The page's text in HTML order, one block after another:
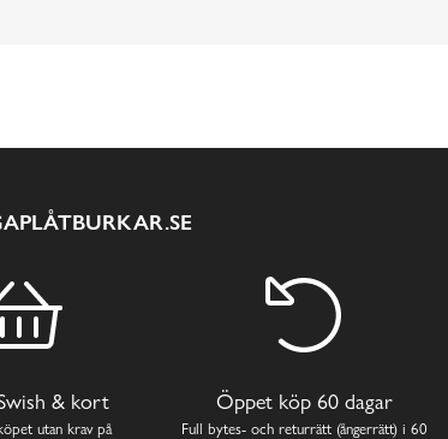
& kort
utan krav på
Öppet köp 60 dagar
Full bytes- och returrätt (ångerrätt) i 60